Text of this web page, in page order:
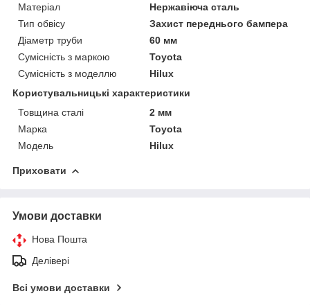
Матеріал
Нержавіюча сталь
Тип обвісу
Захист переднього бампера
Діаметр труби
60 мм
Сумісність з маркою
Toyota
Сумісність з моделлю
Hilux
Користувальницькі характеристики
Товщина сталі
2 мм
Марка
Toyota
Модель
Hilux
Приховати
Умови доставки
Нова Пошта
Делівері
Всі умови доставки